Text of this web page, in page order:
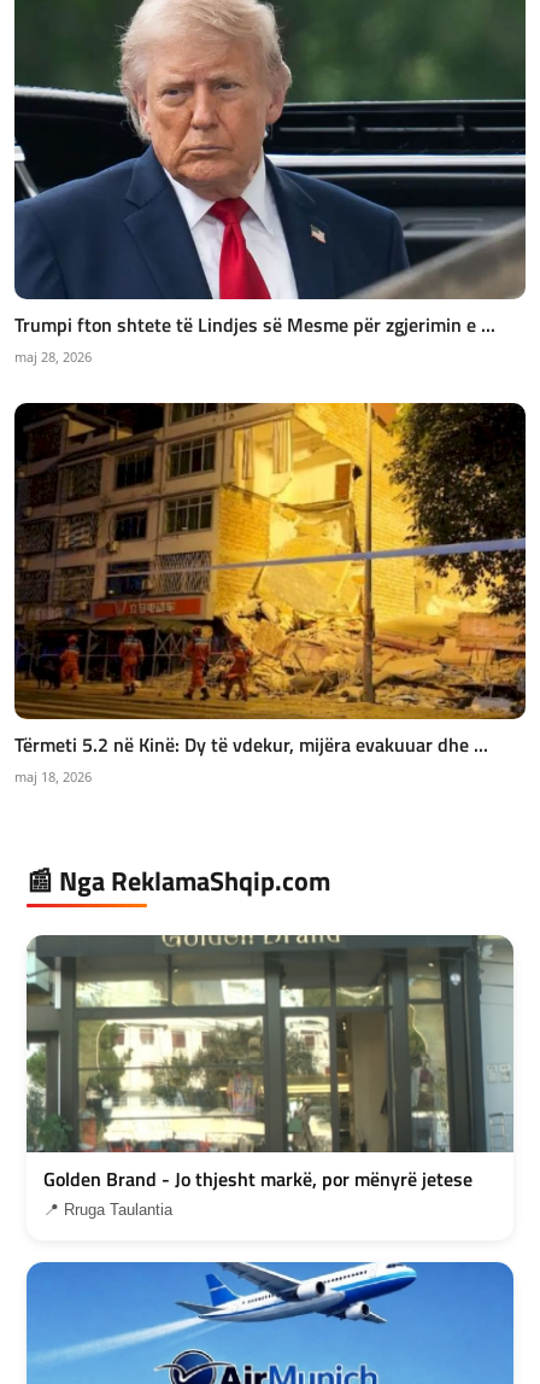
Trumpi fton shtete të Lindjes së Mesme për zgjerimin e ...
maj 28, 2026
Tërmeti 5.2 në Kinë: Dy të vdekur, mijëra evakuuar dhe ...
maj 18, 2026
📰 Nga ReklamaShqip.com
Golden Brand - Jo thjesht markë, por mënyrë jetese
📍 Rruga Taulantia